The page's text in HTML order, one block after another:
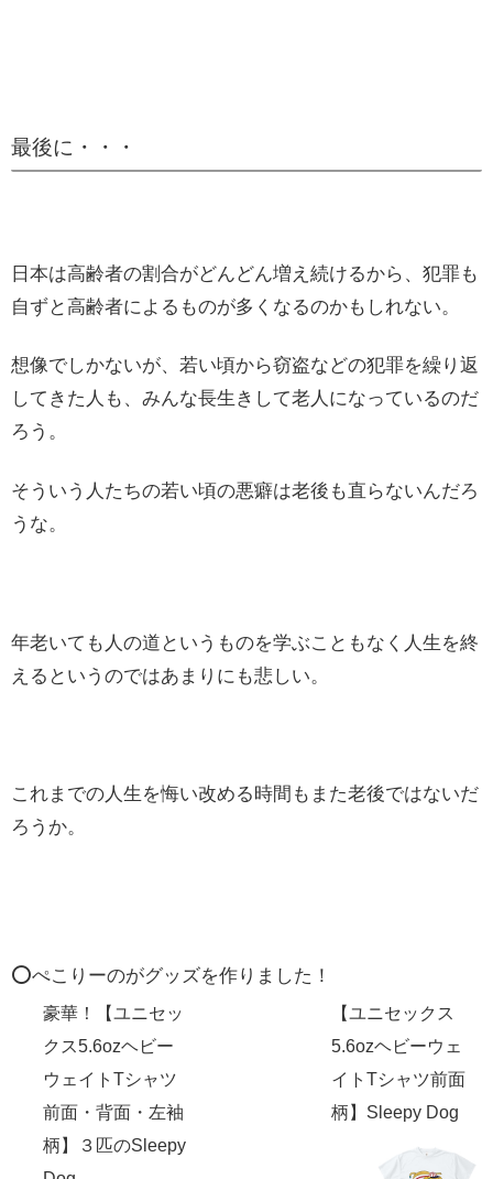
最後に・・・
日本は高齢者の割合がどんどん増え続けるから、犯罪も
自ずと高齢者によるものが多くなるのかもしれない。
想像でしかないが、若い頃から窃盗などの犯罪を繰り返
してきた人も、みんな長生きして老人になっているのだ
ろう。
そういう人たちの若い頃の悪癖は老後も直らないんだろ
うな。
年老いても人の道というものを学ぶこともなく人生を終
えるというのではあまりにも悲しい。
これまでの人生を悔い改める時間もまた老後ではないだ
ろうか。
⭕️ぺこりーのがグッズを作りました！
豪華！【ユニセッ
クス5.6ozヘビー
ウェイトTシャツ
前面・背面・左袖
柄】３匹のSleepy
【ユニセックス
5.6ozヘビーウェ
イトTシャツ前面
柄】Sleepy Dog